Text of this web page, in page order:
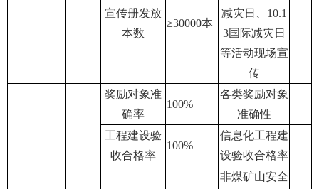
宣传册发放
本数
≥30000本
减灾日、 10.1
3国际减灾日
等活动现场宣
传
奖励对象准
确率
100%
各类奖励对象
准确性
工程建设验
收合格率
100%
信息化工程建
设验收合格率
非煤矿山安全